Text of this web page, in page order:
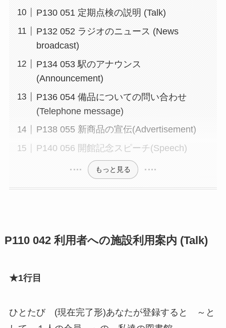
P130 051 定期点検の説明 (Talk)
P132 052 ラジオのニュース (News
broadcast)
P134 053 駅のアナウンス
(Announcement)
P136 054 備品についての問い合わせ
(Telephone message)
P138 055 新商品の宣伝(Advertisement)
P140 056 開館記念スピーチ(Speech)
もっと見る
P110 042 利用者への施設利用案内 (Talk)
★1行目
ひとたび (現在完了形)あなたが登録すると ～と